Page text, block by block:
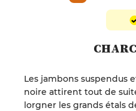
Les jambons suspendus
noire attirent tout de
lorgner les grands étals